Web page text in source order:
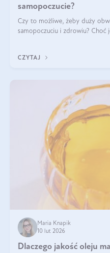
samopoczucie?
Czy to możliwe, żeby duży
samopoczuciu i zdrowiu?
wyjaśnimy.
CZYTAJ
Maria Knapik
10 lut 2026
Dlaczego jakość oleju